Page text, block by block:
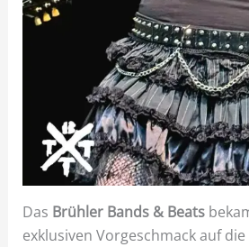
Das Brühler Bands & Beats
exklusiven Vorgeschmack auf